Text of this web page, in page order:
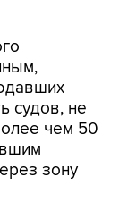
судов, не
чем 50
зону